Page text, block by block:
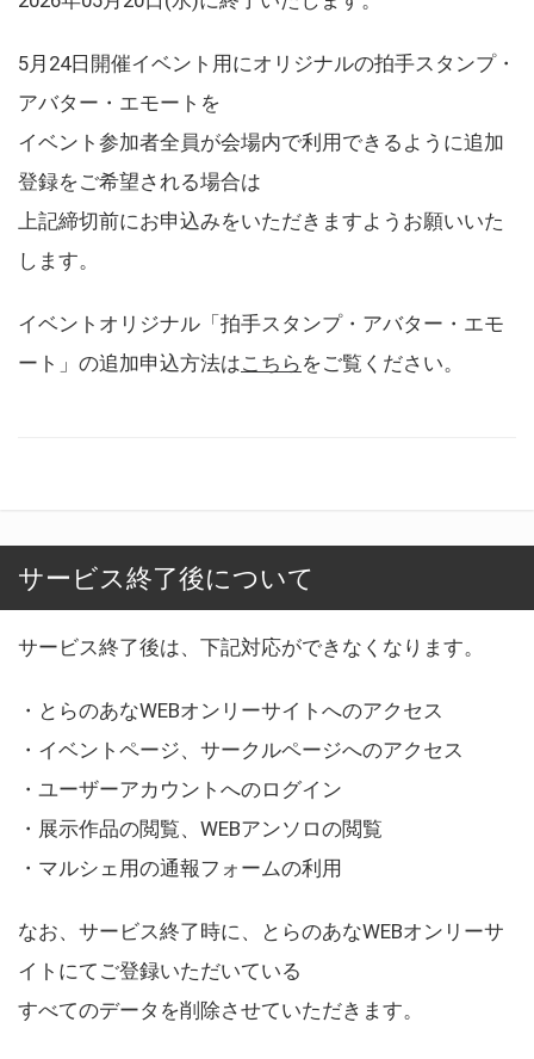
5月24日開催イベント用にオリジナルの拍手スタンプ・
アバター・エモートを
イベント参加者全員が会場内で利用できるように追加
登録をご希望される場合は
上記締切前にお申込みをいただきますようお願いいた
します。
イベントオリジナル「拍手スタンプ・アバター・エモ
ート」の追加申込方法はこちら をご覧ください。
サービス終了後について
サービス終了後は、下記対応ができなくなります。
・とらのあなWEBオンリーサイトへのアクセス
・イベントページ、サークルページへのアクセス
・ユーザーアカウントへのログイン
・展示作品の閲覧、WEBアンソロの閲覧
・マルシェ用の通報フォームの利用
なお、サービス終了時に、とらのあなWEBオンリーサ
イトにてご登録いただいている
すべてのデータを削除させていただきます。